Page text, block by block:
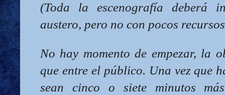
(Toda la escenografía deberá
austero, pero no con pocos
No hay momento de empezar, la
que entre el público. Una vez que
sean cinco o siete minutos